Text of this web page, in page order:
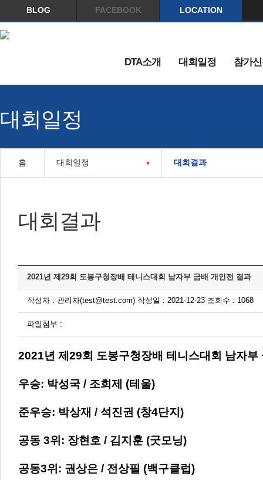
BLOG FACEBOOK LOCATION
DTA소개 대회일정 참가
대회일정
홈 대회일정 대회결과
대회결과
2021년 제29회 도봉구청장배 테니스대회 남자부 금배 개인전 결과
작성자 : 관리자(test@test.com) 작성일 : 2021-12-23 조회수 : 1068
파일첨부 :
2021년 제29회 도봉구청장배 테니스대회 남자
우승: 박성국 / 조희제 (테울)
준우승: 박상재 / 석진권 (창4단지)
공동 3위: 장현호 / 김지훈 (굿모닝)
공동3위: 권상은 / 전상필 (백구클럽)